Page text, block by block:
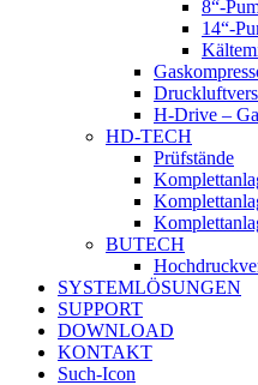
8“-
14“-
H-Drive –
HD-TECH
Prüfstände
BUTECH
SYSTEMLÖSUNGEN
SUPPORT
DOWNLOAD
KONTAKT
Such-Icon